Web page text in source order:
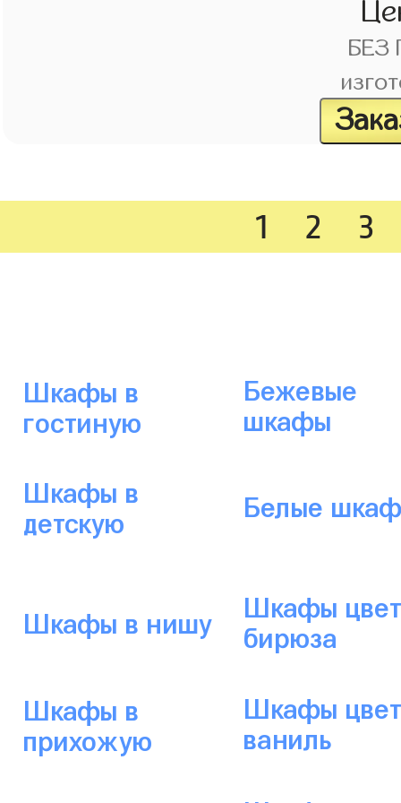
БЕЗ
1 2 3
Шкафы в
гостиную
Бежевые
шкафы
Шкафы в
детскую
Белые
Шкафы в нишу
Шкафы
бирюза
Шкафы в
прихожую
Шкафы
ваниль